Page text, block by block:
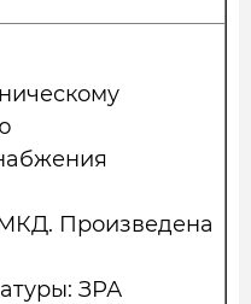
Произведена
ЗРА